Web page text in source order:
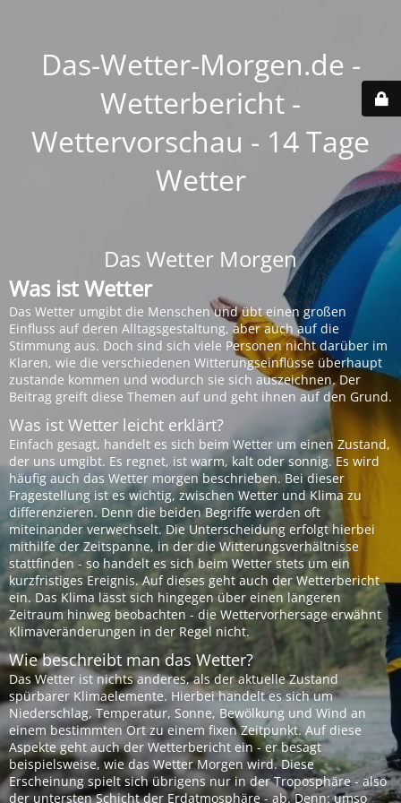
Das-Wetter-Morgen.de -
Wetterbericht -
Wettervorschau - 14 Tage
Wetter
Das Wetter Morgen
Was ist Wetter
Das Wetter umgibt die Menschen und übt einen großen
Einfluss auf deren Alltagsgestaltung, aber auch auf die
Stimmung aus. Doch sind sich viele Personen nicht darüber im
Klaren, wie die verschiedenen Witterungseinflüsse überhaupt
zustande kommen und wodurch sie sich auszeichnen. Der
Beitrag greift diese Themen auf und geht ihnen auf den Grund.
Was ist Wetter leicht erklärt?
Einfach gesagt, handelt es sich beim Wetter um einen Zustand,
der uns umgibt. Es regnet, ist warm, kalt oder sonnig. Es wird
häufig auch das Wetter morgen beschrieben. Bei dieser
Fragestellung ist es wichtig, zwischen Wetter und Klima zu
differenzieren. Denn die beiden Begriffe werden oft
miteinander verwechselt. Die Unterscheidung erfolgt hierbei
mithilfe der Zeitspanne, in der die Witterungsverhältnisse
stattfinden - so handelt es sich beim Wetter stets um ein
kurzfristiges Ereignis. Auf dieses geht auch der Wetterbericht
ein. Das Klima lässt sich hingegen über einen längeren
Zeitraum hinweg beobachten - die Wettervorhersage erwähnt
Klimaveränderungen in der Regel nicht.
Wie beschreibt man das Wetter?
Das Wetter ist nichts anderes, als der aktuelle Zustand
spürbarer Klimaelemente. Hierbei handelt es sich um
Niederschlag, Temperatur, Sonne, Bewölkung und Wind an
einem bestimmten Ort zu einem fixen Zeitpunkt. Auf diese
Aspekte geht auch der Wetterbericht ein - er besagt
beispielsweise, wie das Wetter Morgen wird. Diese
Erscheinung spielt sich übrigens nur in der Troposphäre - also
der untersten Schicht der Erdatmosphäre - ab. Denn: umso